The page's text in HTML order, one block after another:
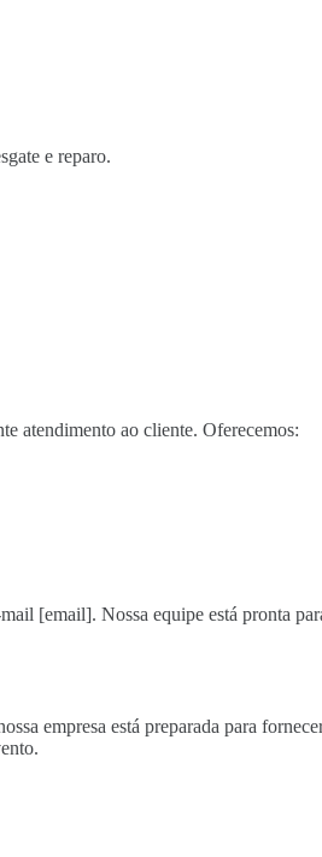
e reparo.
atendimento ao cliente. Oferecemos:
[email]. Nossa equipe está pronta
empresa está preparada para